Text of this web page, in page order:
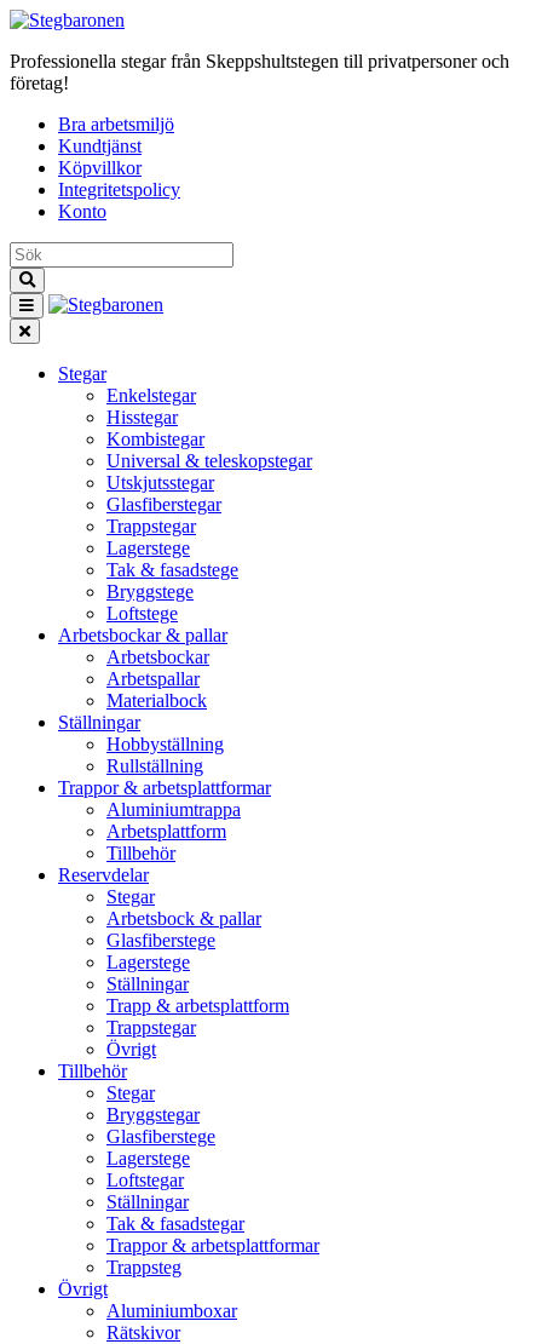
Professionella stegar från Skeppshultstegen till privatpersoner och
företag!
Bra arbetsmiljö
Kundtjänst
Köpvillkor
Integritetspolicy
Konto
Stegar
Enkelstegar
Hisstegar
Kombistegar
Universal & teleskopstegar
Utskjutsstegar
Glasfiberstegar
Trappstegar
Lagerstege
Tak & fasadstege
Bryggstege
Loftstege
Arbetsbockar & pallar
Arbetsbockar
Arbetspallar
Materialbock
Ställningar
Hobbyställning
Rullställning
Trappor & arbetsplattformar
Aluminiumtrappa
Arbetsplattform
Tillbehör
Reservdelar
Stegar
Arbetsbock & pallar
Glasfiberstege
Lagerstege
Ställningar
Trapp & arbetsplattform
Trappstegar
Övrigt
Tillbehör
Stegar
Bryggstegar
Glasfiberstege
Lagerstege
Loftstegar
Ställningar
Tak & fasadstegar
Trappor & arbetsplattformar
Trappsteg
Övrigt
Aluminiumboxar
Rätskivor